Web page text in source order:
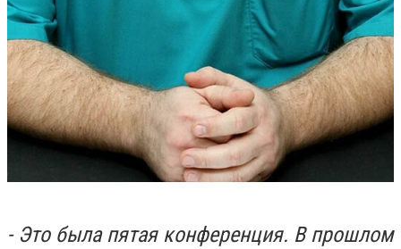
- Это была пятая конференция. В прошлом